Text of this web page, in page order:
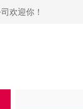
欢迎你！